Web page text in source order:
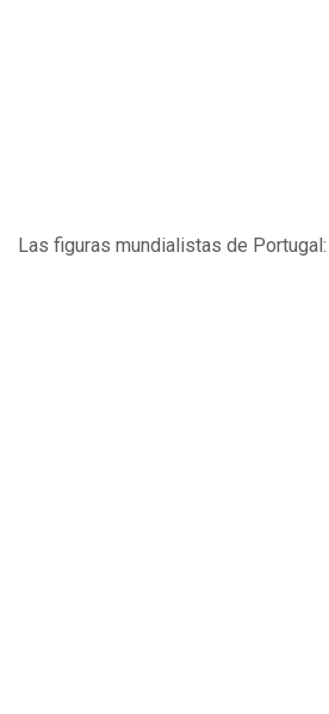
Las figuras mundialistas de Portugal: